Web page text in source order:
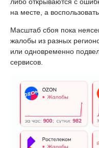
на месте, а
Масштаб сбоя пока
жалобы из разных
или одновременно
сервисов.